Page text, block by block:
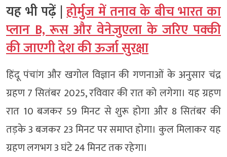
यह भी पढ़ें |होर्मुज में तनाव के बीच भारत का
प्लान B, रूस और वेनेजुएला के जरिए पक्की
की जाएगी देश की ऊर्जा सुरक्षा
हिंदू पंचांग और खगोल विज्ञान की गणनाओं के अनुसार चंद्र
ग्रहण 7 सितंबर 2025, रविवार की रात को लगेगा। यह ग्रहण
रात 10 बजकर 59 मिनट से शुरू होगा और 8 सितंबर की
तड़के 3 बजकर 23 मिनट पर समाप्त होगा। कुल मिलाकर यह
ग्रहण लगभग 3 घंटे 24 मिनट तक रहेगा।